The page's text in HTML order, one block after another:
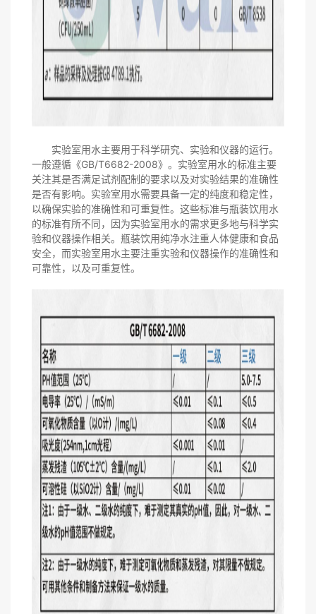
实验室用水主要用于科学研究、实验和仪器的运行。
一般遵循《GB/T6682-2008》。实验室用水的标准主要
关注其是否满足试剂配制的要求以及对实验结果的准确性
是否有影响。实验室用水需要具备一定的纯度和稳定性，
以确保实验的准确性和可重复性。这些标准与瓶装饮用水
的标准有所不同，因为实验室用水的需求更多地与科学实
验和仪器操作相关。瓶装饮用纯净水注重人体健康和食品
安全，而实验室用水主要注重实验和仪器操作的准确性和
可靠性，以及可重复性。